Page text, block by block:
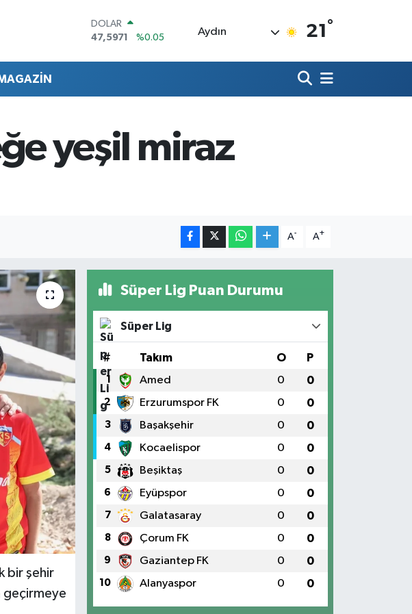
DOLAR
47,5971
%0.05
BİST100
13.703
BITCOIN
Aydın 21 °
yeşil miraz
A- A+
bir şehir
geçirmeye
Süper Lig Puan Durumu
Süper Lig
# Takım O P
1 Amed 0 0
2 Erzurumspor FK 0 0
3 Başakşehir 0 0
4 Kocaelispor 0 0
5 Beşiktaş 0 0
6 Eyüpspor 0 0
7 Galatasaray 0 0
8 Çorum FK 0 0
9 Gaziantep FK 0 0
10 Alanyaspor 0 0